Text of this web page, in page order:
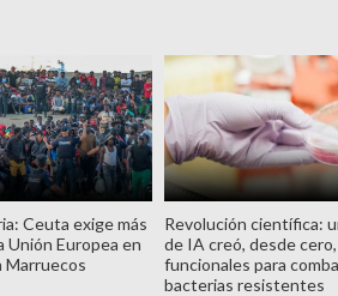
Ceuta exige más
Unión Europea en
Marruecos
Revolución científica:
de IA creó, desde
funcionales para
bacterias resistentes